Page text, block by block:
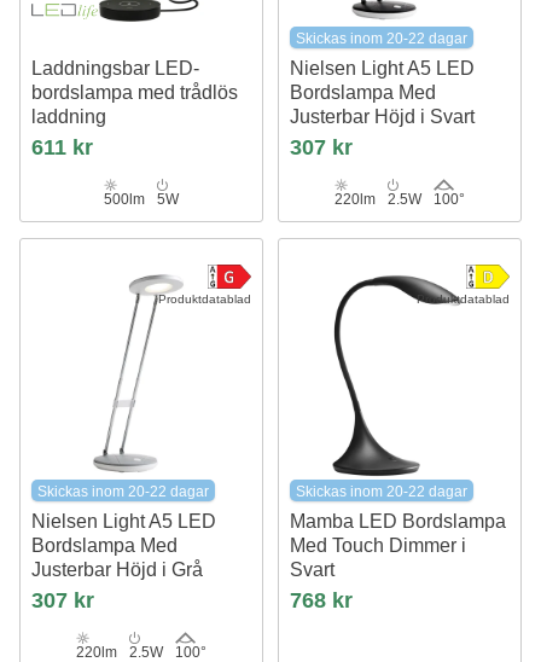
Laddningsbar LED-
bordslampa med trådlös
laddning
Guld, touch-dimbar, CCT, IP54
611 kr
500lm 5W
Skickas inom 20-22 dagar
Nielsen Light A5 LED
Bordslampa Med
Justerbar Höjd i Svart
307 kr
220lm 2.5W 100°
Produktdatablad
Skickas inom 20-22 dagar
Nielsen Light A5 LED
Bordslampa Med
Justerbar Höjd i Grå
307 kr
220lm 2.5W 100°
Produktdatablad
Skickas inom 20-22 dagar
Mamba LED Bordslampa
Med Touch Dimmer i
Svart
Nielsen Light
768 kr